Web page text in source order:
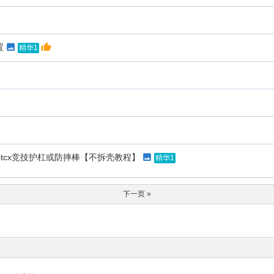
精华1
竞技护杠或防摔棒【不拆壳教程】 精华1
下一页 »